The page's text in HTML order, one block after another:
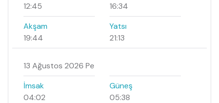
12:45
16:34
Akşam
19:44
Yatsı
21:13
13 Ağustos 2026 Pe
İmsak
04:02
Güneş
05:38